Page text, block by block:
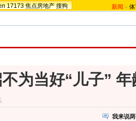
17173 焦点房地产 搜狗 新闻 -
为当好“儿子”
我来说